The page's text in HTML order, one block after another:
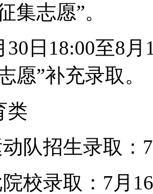
集志愿”。
30日18:00至8
愿”补充录取。
类
队招生录取：
校录取：7月